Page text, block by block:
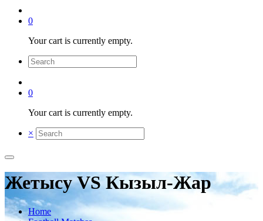
0
Your cart is currently empty.
0
Your cart is currently empty.
×
Жетысу VS Кызыл-Жар
Home